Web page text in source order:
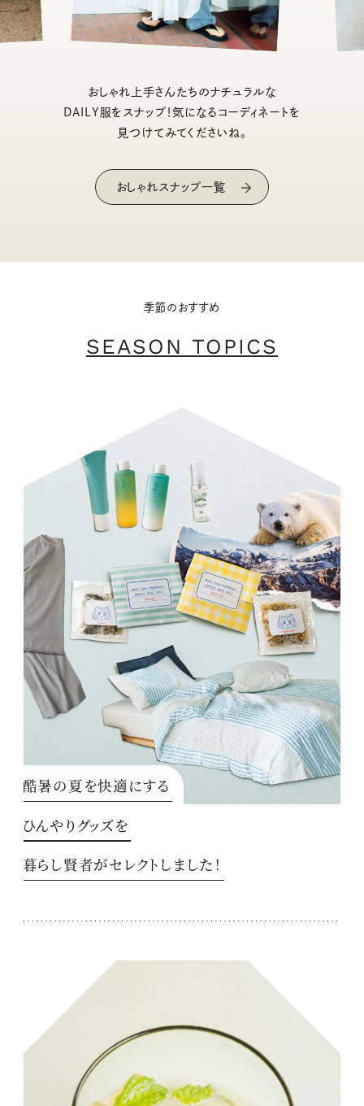
おしゃれ上手さんたちのナチュラルな
DAILY服をスナップ！気になるコーディネートを
見つけてみてくださいね。
おしゃれスナップ一覧
季節のおすすめ
SEASON TOPICS
酷暑の夏を快適にする
ひんやりグッズを
暮らし賢者がセレクトしました！